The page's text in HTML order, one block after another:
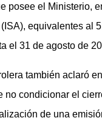
posee el Ministerio,
equivalentes al
el 31 de agosto de
también aclaró
no condicionar el
de una